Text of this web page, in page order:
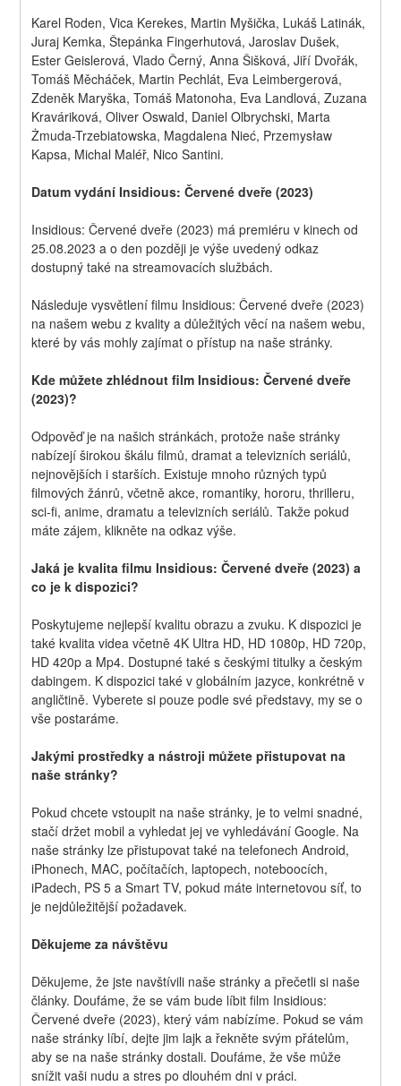
Karel Roden, Vica Kerekes, Martin Myšička, Lukáš Latinák,
Juraj Kemka, Štepánka Fingerhutová, Jaroslav Dušek,
Ester Geislerová, Vlado Černý, Anna Šišková, Jiří Dvořák,
Tomáš Měcháček, Martin Pechlát, Eva Leimbergerová,
Zdeněk Maryška, Tomáš Matonoha, Eva Landlová, Zuzana
Kraváriková, Oliver Oswald, Daniel Olbrychski, Marta
Żmuda-Trzebiatowska, Magdalena Nieć, Przemysław
Kapsa, Michal Maléř, Nico Santini.
Datum vydání Insidious: Červené dveře (2023)
Insidious: Červené dveře (2023) má premiéru v kinech od
25.08.2023 a o den později je výše uvedený odkaz
dostupný také na streamovacích službách.
Následuje vysvětlení filmu Insidious: Červené dveře (2023)
na našem webu z kvality a důležitých věcí na našem webu,
které by vás mohly zajímat o přístup na naše stránky.
Kde můžete zhlédnout film Insidious: Červené dveře
(2023)?
Odpověď je na našich stránkách, protože naše stránky
nabízejí širokou škálu filmů, dramat a televizních seriálů,
nejnovějších i starších. Existuje mnoho různých typů
filmových žánrů, včetně akce, romantiky, hororu, thrilleru,
sci-fi, anime, dramatu a televizních seriálů. Takže pokud
máte zájem, klikněte na odkaz výše.
Jaká je kvalita filmu Insidious: Červené dveře (2023) a
co je k dispozici?
Poskytujeme nejlepší kvalitu obrazu a zvuku. K dispozici je
také kvalita videa včetně 4K Ultra HD, HD 1080p, HD 720p,
HD 420p a Mp4. Dostupné také s českými titulky a českým
dabingem. K dispozici také v globálním jazyce, konkrétně v
angličtině. Vyberete si pouze podle své představy, my se o
vše postaráme.
Jakými prostředky a nástroji můžete přistupovat na
naše stránky?
Pokud chcete vstoupit na naše stránky, je to velmi snadné,
stačí držet mobil a vyhledat jej ve vyhledávání Google. Na
naše stránky lze přistupovat také na telefonech Android,
iPhonech, MAC, počítačích, laptopech, noteboocích,
iPadech, PS 5 a Smart TV, pokud máte internetovou síť, to
je nejdůležitější požadavek.
Děkujeme za návštěvu
Děkujeme, že jste navštívili naše stránky a přečetli si naše
články. Doufáme, že se vám bude líbit film Insidious:
Červené dveře (2023), který vám nabízíme. Pokud se vám
naše stránky líbí, dejte jim lajk a řekněte svým přátelům,
aby se na naše stránky dostali. Doufáme, že vše může
snížit vaši nudu a stres po dlouhém dni v práci.